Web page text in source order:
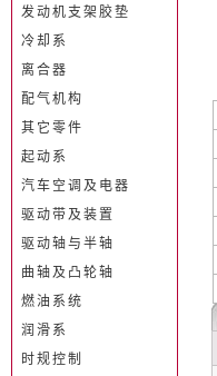
发动机支架胶垫
冷却系
离合器
配气机构
其它零件
起动系
汽车空调及电器
驱动带及装置
驱动轴与半轴
曲轴及凸轮轴
燃油系统
润滑系
时规控制